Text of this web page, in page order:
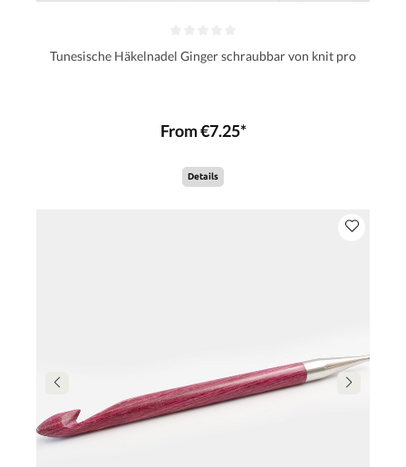
Tunesische Häkelnadel Ginger schraubbar von knit pro
From €7.25*
Details